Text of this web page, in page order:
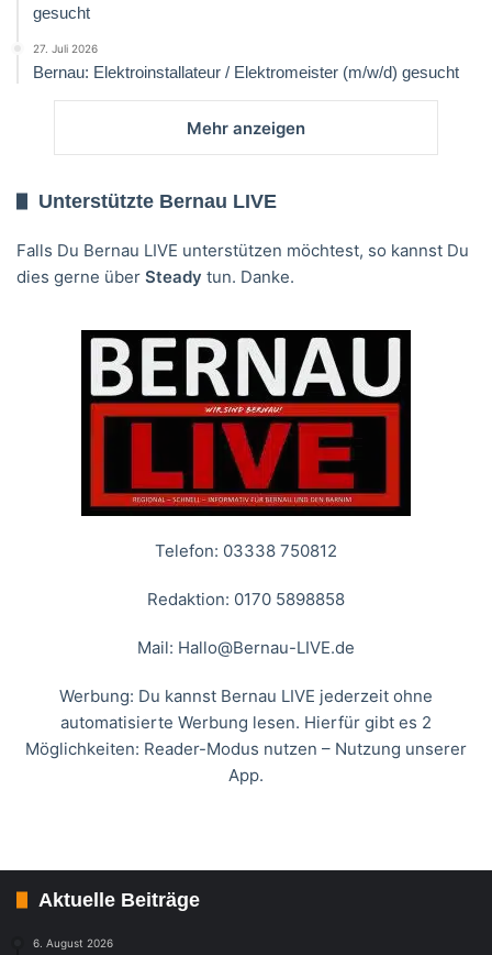
gesucht
27. Juli 2026
Bernau: Elektroinstallateur / Elektromeister (m/w/d) gesucht
Mehr anzeigen
Unterstützte Bernau LIVE
Falls Du Bernau LIVE unterstützen möchtest, so kannst Du
dies gerne über Steady tun. Danke.
Telefon: 03338 750812
Redaktion: 0170 5898858
Mail: Hallo@Bernau-LIVE.de
Werbung: Du kannst Bernau LIVE jederzeit ohne
automatisierte Werbung lesen. Hierfür gibt es 2
Möglichkeiten: Reader-Modus nutzen – Nutzung unserer
App.
Aktuelle Beiträge
6. August 2026